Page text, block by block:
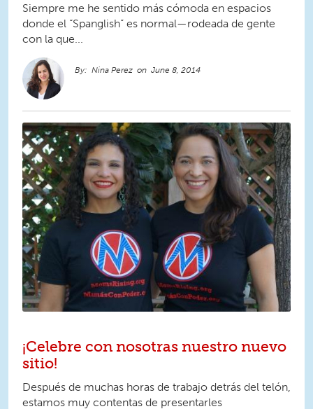
Siempre me he sentido más cómoda en espacios
donde el “Spanglish” es normal—rodeada de gente
con la que...
Nina Perez June 8, 2014
¡Celebre con nosotras nuestro nuevo
sitio!
Después de muchas horas de trabajo detrás del telón,
estamos muy contentas de presentarles